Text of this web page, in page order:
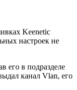
Keenetic
настроек не
его в подразделе
канал Vlan, его